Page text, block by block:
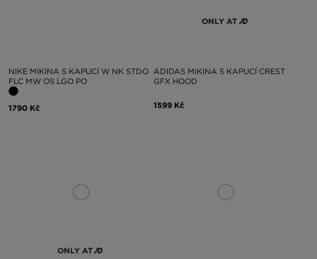
NIKE MIKINA S KAPUCÍ W NK STDO
FLC MW OS LGO PO
1790 Kč
ONLY AT
ADIDAS MIKINA S KAPUCÍ CREST
GFX HOOD
1599 Kč
ONLY AT